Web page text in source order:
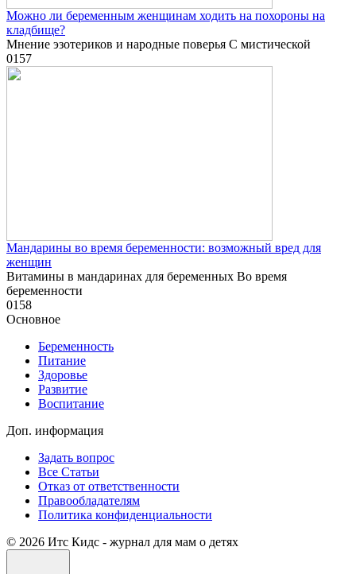
Можно ли беременным женщинам ходить на похороны на
кладбище?
Мнение эзотериков и народные поверья С мистической
0157
Мандарины во время беременности: возможный вред для
женщин
Витамины в мандаринах для беременных Во время
беременности
0158
Основное
Беременность
Питание
Здоровье
Развитие
Воспитание
Доп. информация
Задать вопрос
Все Статьи
Отказ от ответственности
Правообладателям
Политика конфиденциальности
© 2026 Итс Кидс - журнал для мам о детях